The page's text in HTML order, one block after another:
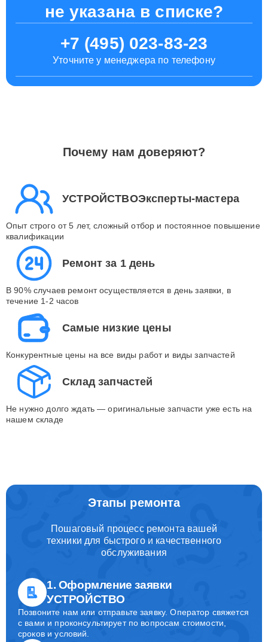
не указана в списке?
+7 (495) 023-83-23
Уточните у менеджера по телефону
Почему нам доверяют?
УСТРОЙСТВОЭксперты-мастера
Опыт строго от 5 лет, сложный отбор и постоянное повышение
квалификации
Ремонт за 1 день
В 90% случаев ремонт осуществляется в день заявки, в
течение 1-2 часов
Самые низкие цены
Конкурентные цены на все виды работ и виды запчастей
Склад запчастей
Не нужно долго ждать — оригинальные запчасти уже есть на
нашем складе
Этапы ремонта
Пошаговый процесс ремонта вашей
техники для быстрого и качественного
обслуживания
1. Оформление заявки
УСТРОЙСТВО
Позвоните нам или отправьте заявку. Оператор свяжется
с вами и проконсультирует по вопросам стоимости,
сроков и условий.